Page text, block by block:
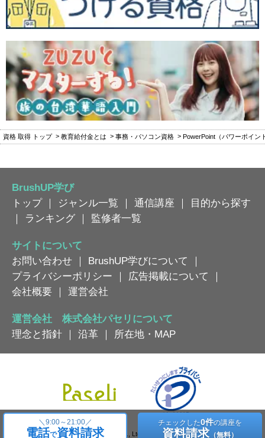
＼ 9:00～21:00／
電話で資料請求
チェックした0件の講座を
資料請求（無料）
資格 取得 トップ 教育給付金とは 事務・パソコン資格 PowerPoint（パワーポイン
BrushUP学び
トップ｜ ジャンル一覧 ｜ 通信講座 ｜
目的から探す
｜
ランキング ｜ 監修者一覧
サイトについて
お問い合わせ ｜ BrushUP学びについて
｜
プライバシーポリシー ｜ 広告掲載について
｜
会社概要 ｜ 運営会社
運営会社 株式会社パセリについて
理念と指針 ｜ 沿革 ｜ 所在地・MAP
Copyright © Paseli Co., Ltd. All Rights Reserved.